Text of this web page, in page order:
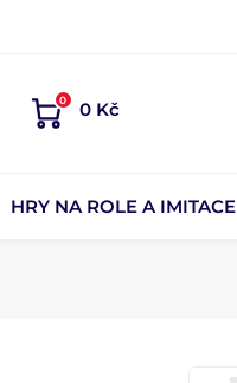
0 0 Kč
HRY NA ROLE A IMITACE